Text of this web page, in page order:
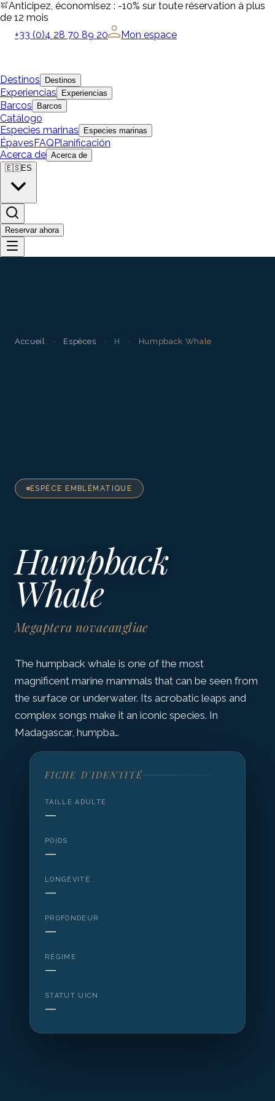
Anticipez, économisez : -10% sur toute réservation à plus
de 12 mois
+33 (0)4 28 70 89 20
Mon espace
Destinos Destinos
Experiencias Experiencias
Barcos Barcos
Catálogo
Especies marinas
Especies marinas
ÉpavesFAQPlanificación
Acerca de Acerca de
🇪🇸ES
Reservar ahora
Accueil › Espèces › H › Humpback Whale
ESPÈCE EMBLÉMATIQUE
Humpback
Whale
Megaptera novaeangliae
The humpback whale is one of the most
magnificent marine mammals that can be seen from
the surface or underwater. Its acrobatic leaps and
complex songs make it an iconic species. In
Madagascar, humpba…
FICHE D'IDENTITÉ
TAILLE ADULTE
—
POIDS
—
LONGÉVITÉ
—
PROFONDEUR
—
RÉGIME
—
STATUT UICN
—